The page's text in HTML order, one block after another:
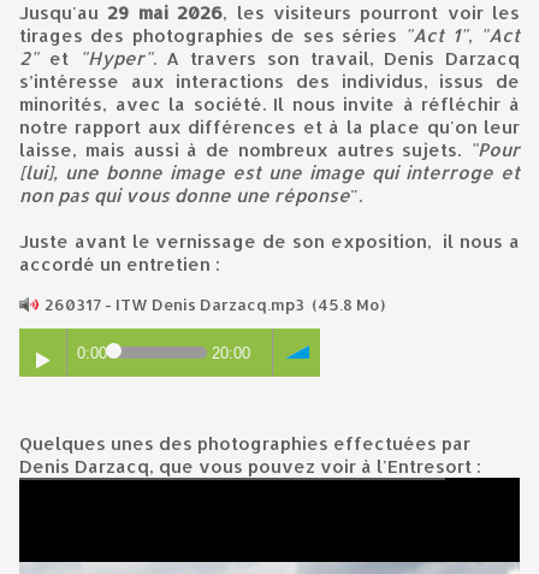
Jusqu'au 29 mai 2026, les visiteurs pourront voir les
tirages des photographies de ses séries "Act 1", "Act
2" et"Hyper". A travers son travail, Denis Darzacq
s’intéresse aux interactions des individus, issus de
minorités, avec la société. Il nous invite à réfléchir à
notre rapport aux différences et à la place qu'on leur
laisse, mais aussi à de nombreux autres sujets. "Pour
[lui], une bonne image est une image qui interroge et
non pas qui vous donne une réponse".
Juste avant le vernissage de son exposition, il nous a
accordé un entretien :
260317 - ITW Denis Darzacq.mp3 (45.8 Mo)
0:00 20:00
Quelques unes des photographies effectuées par
Denis Darzacq, que vous pouvez voir à l'Entresort :